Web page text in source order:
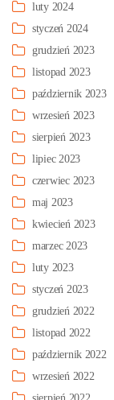
luty 2024
styczeń 2024
grudzień 2023
listopad 2023
październik 2023
wrzesień 2023
sierpień 2023
lipiec 2023
czerwiec 2023
maj 2023
kwiecień 2023
marzec 2023
luty 2023
styczeń 2023
grudzień 2022
listopad 2022
październik 2022
wrzesień 2022